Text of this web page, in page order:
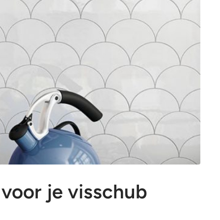
OP=OP tegels
OP=OP tegels
je visschub